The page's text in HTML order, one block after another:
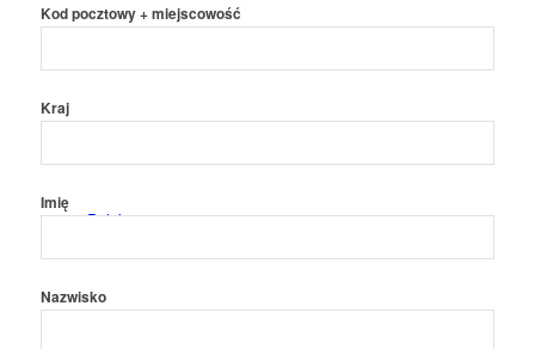
Polski
Kod pocztowy + miejscowość
Kraj
Imię
Nazwisko